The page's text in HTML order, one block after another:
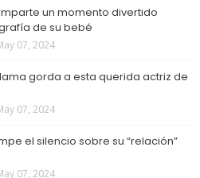
un momento divertido
de su bebé
07, 2024
gorda a esta querida actriz de
07, 2024
el silencio sobre su “relación”
07, 2024